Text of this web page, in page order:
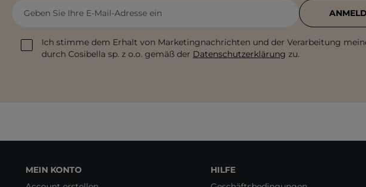
Geben Sie Ihre E-Mail-Adresse ein
Ich stimme dem Erhalt von Marketingnachrichten und der Verarbeitung
durch Cosibella sp. z o.o. gemäß der Datenschutzerklärung zu.
MEIN KONTO
HILFE